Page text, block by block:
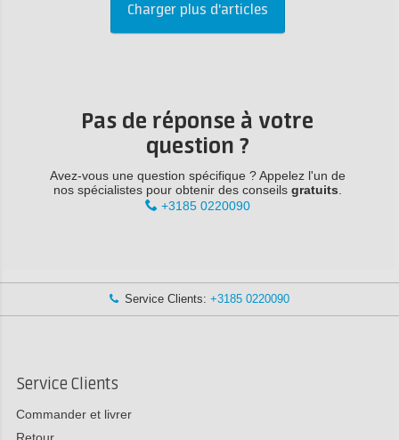
Charger plus d'articles
Pas de réponse à votre
question ?
Avez-vous une question spécifique ? Appelez l'un de
nos spécialistes pour obtenir des conseilsgratuits.
+3185 0220090
Service Clients: +3185 0220090
Service Clients
Commander et livrer